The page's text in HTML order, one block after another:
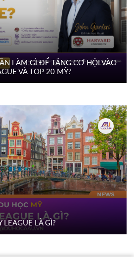
LÀM GÌ ĐỂ TĂNG CƠ HỘI VÀO
VÀ TOP 20 MỸ?
LEAGUE LÀ GÌ?